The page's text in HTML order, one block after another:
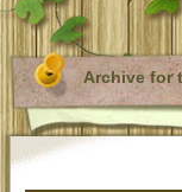
Archive for